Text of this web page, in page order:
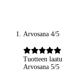
Arvosana 4/5
Tuotteen laatu
Arvosana 5/5